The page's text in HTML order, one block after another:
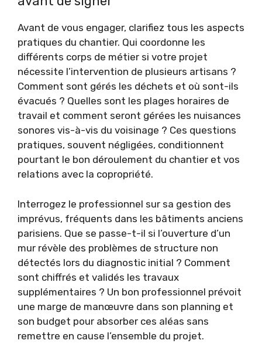
Avant de vous engager, clarifiez tous les aspects
pratiques du chantier. Qui coordonne les
différents corps de métier si votre projet
nécessite l’intervention de plusieurs artisans ?
Comment sont gérés les déchets et où sont-ils
évacués ? Quelles sont les plages horaires de
travail et comment seront gérées les nuisances
sonores vis-à-vis du voisinage ? Ces questions
pratiques, souvent négligées, conditionnent
pourtant le bon déroulement du chantier et vos
relations avec la copropriété.
Interrogez le professionnel sur sa gestion des
imprévus, fréquents dans les bâtiments anciens
parisiens. Que se passe-t-il si l’ouverture d’un
mur révèle des problèmes de structure non
détectés lors du diagnostic initial ? Comment
sont chiffrés et validés les travaux
supplémentaires ? Un bon professionnel prévoit
une marge de manœuvre dans son planning et
son budget pour absorber ces aléas sans
remettre en cause l’ensemble du projet.